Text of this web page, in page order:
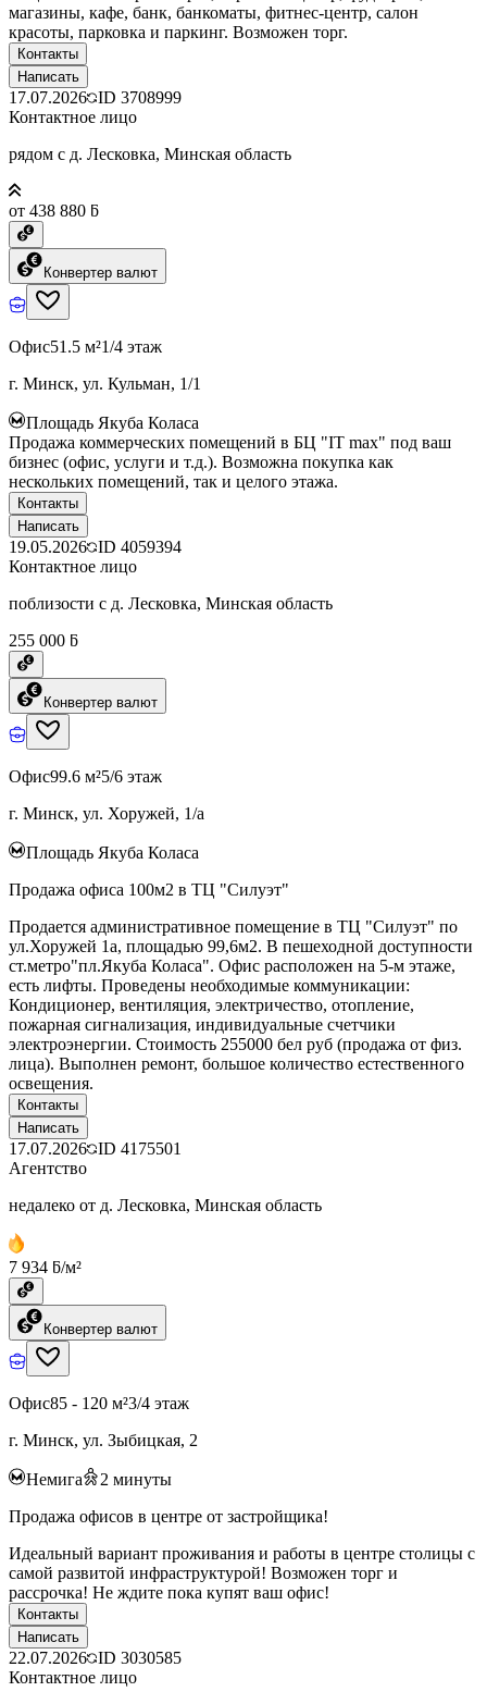
магазины, кафе, банк, банкоматы, фитнес-центр, салон
красоты, парковка и паркинг. Возможен торг.
Контакты
Написать
17.07.2026 ID 3708999
Контактное лицо
рядом с д. Лесковка, Минская область
от 438 880 ƃ
Конвертер валют
Офис51.5 м²1/4 этаж
г. Минск, ул. Кульман, 1/1
Площадь Якуба Коласа
Продажа коммерческих помещений в БЦ "IT max" под ваш
бизнес (офис, услуги и т.д.). Возможна покупка как
нескольких помещений, так и целого этажа.
Контакты
Написать
19.05.2026 ID 4059394
Контактное лицо
поблизости с д. Лесковка, Минская область
255 000 ƃ
Конвертер валют
Офис99.6 м²5/6 этаж
г. Минск, ул. Хоружей, 1/а
Площадь Якуба Коласа
Продажа офиса 100м2 в ТЦ "Силуэт"
Продается административное помещение в ТЦ "Силуэт" по
ул.Хоружей 1а, площадью 99,6м2. В пешеходной доступности
ст.метро"пл.Якуба Коласа". Офис расположен на 5-м этаже,
есть лифты. Проведены необходимые коммуникации:
Кондиционер, вентиляция, электричество, отопление,
пожарная сигнализация, индивидуальные счетчики
электроэнергии. Стоимость 255000 бел руб (продажа от физ.
лица). Выполнен ремонт, большое количество естественного
освещения.
Контакты
Написать
17.07.2026 ID 4175501
Агентство
недалеко от д. Лесковка, Минская область
7 934 ƃ/м²
Конвертер валют
Офис85 - 120 м²3/4 этаж
г. Минск, ул. Зыбицкая, 2
Немига 2 минуты
Продажа офисов в центре от застройщика!
Идеальный вариант проживания и работы в центре столицы с
самой развитой инфраструктурой! Возможен торг и
рассрочка! Не ждите пока купят ваш офис!
Контакты
Написать
22.07.2026 ID 3030585
Контактное лицо